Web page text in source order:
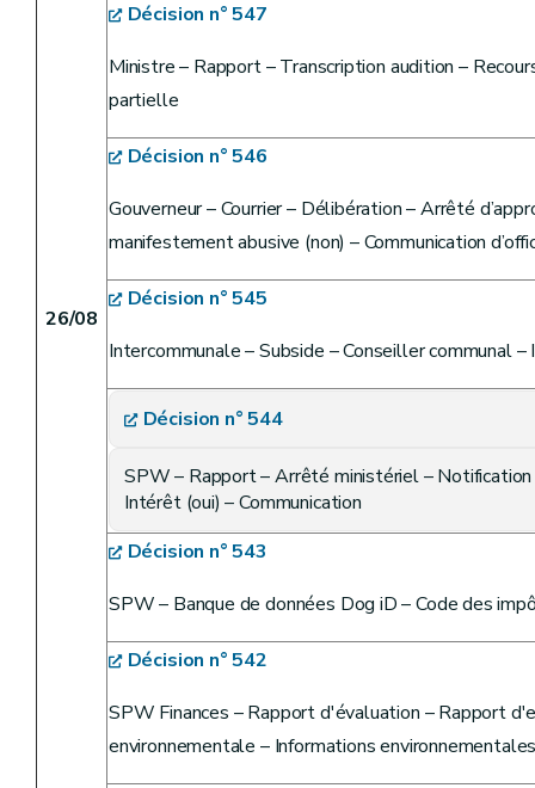
26/08
Décision n° 547
Ministre – Rapport – Transcription audition –
partielle
Décision n° 546
Gouverneur – Courrier – Délibération – Arrêté
manifestement abusive (non) – Communication
Décision n° 545
Intercommunale – Subside – Conseiller communal –
Décision n° 544
SPW – Rapport – Arrêté ministériel –
Intérêt (oui) – Communication
Décision n° 543
SPW – Banque de données Dog iD – Code des
Décision n° 542
SPW Finances – Rapport d'évaluation – Rapport
environnementale – Informations